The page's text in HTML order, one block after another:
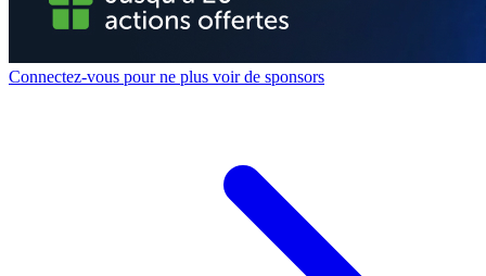
Connectez-vous pour ne plus voir de sponsors